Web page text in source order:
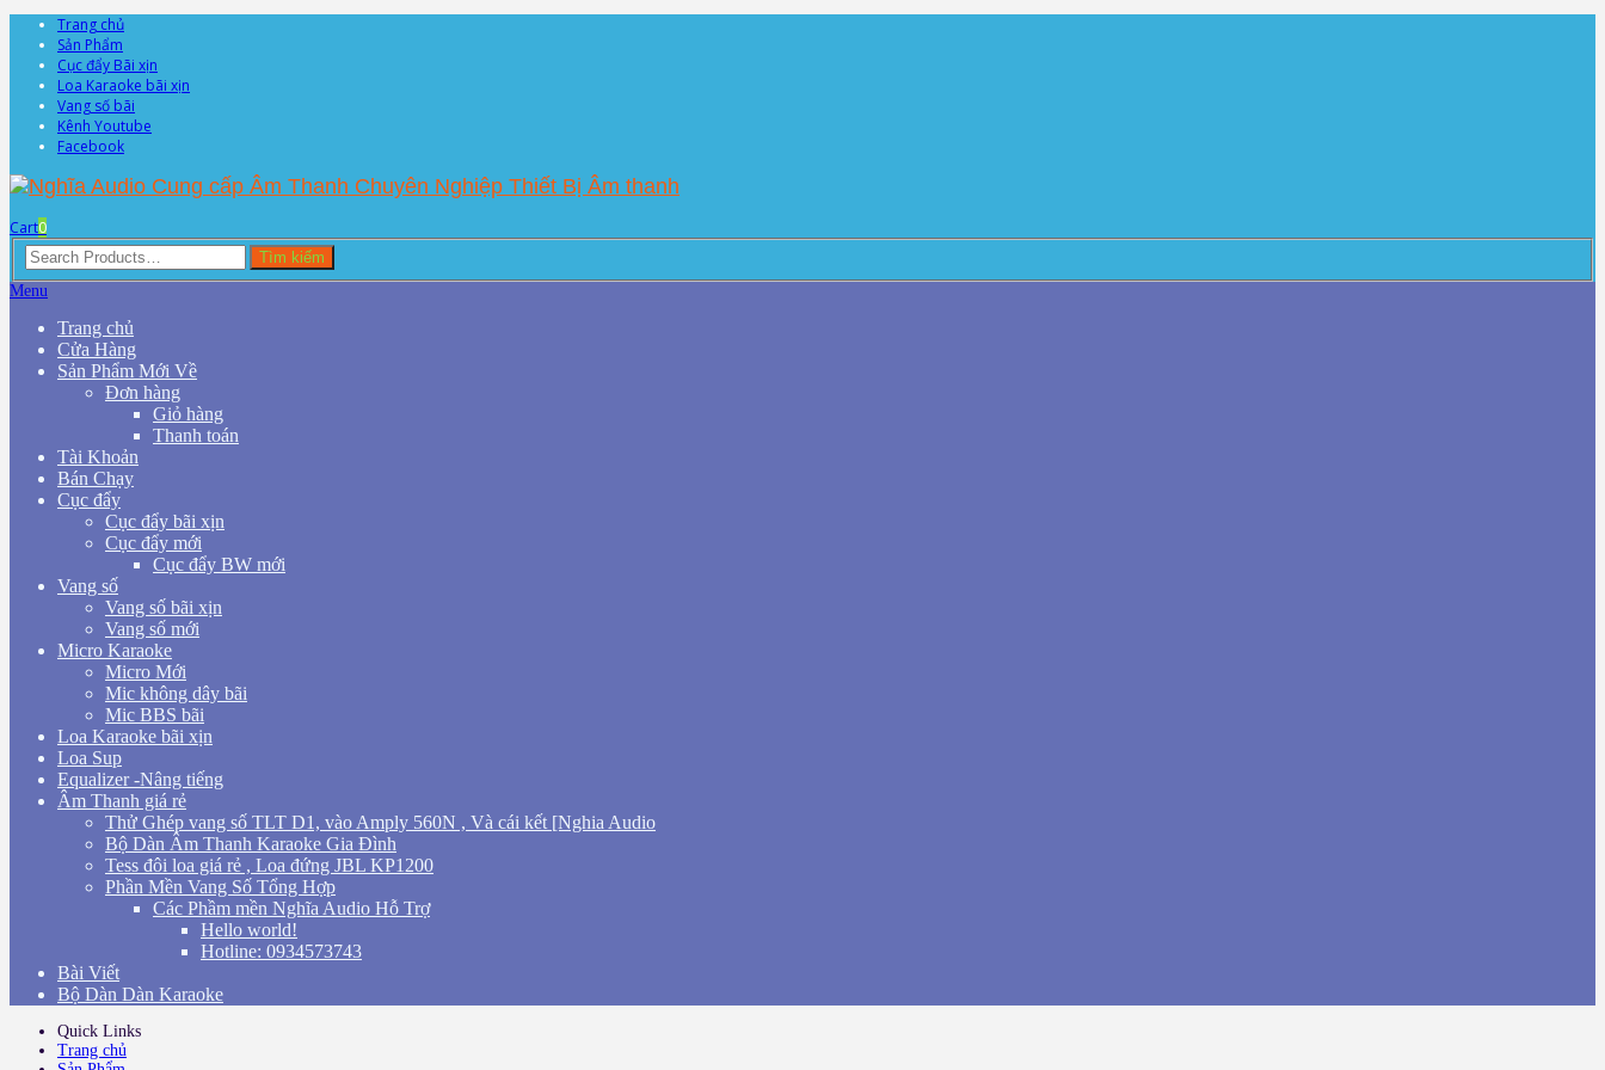
Trang chủ
Sản Phẩm
Cục đẩy Bãi xịn
Loa Karaoke bãi xịn
Vang số bãi
Kênh Youtube
Facebook
Cart0
Search
for:
Tìm kiếm
Menu
Trang chủ
Cửa Hàng
Sản Phẩm Mới Về
Đơn hàng
Giỏ hàng
Thanh toán
Tài Khoản
Bán Chạy
Cục đẩy
Cục đẩy bãi xịn
Cục đẩy mới
Cục đẩy BW mới
Vang số
Vang số bãi xịn
Vang số mới
Micro Karaoke
Micro Mới
Mic không dây bãi
Mic BBS bãi
Loa Karaoke bãi xịn
Loa Sup
Equalizer -Nâng tiếng
Âm Thanh giá rẻ
Thử Ghép vang số TLT D1, vào Amply 560N , Và cái kết [Nghia Audio
Bộ Dàn Âm Thanh Karaoke Gia Đình
Tess đôi loa giá rẻ , Loa đứng JBL KP1200
Phần Mền Vang Số Tổng Hợp
Các Phầm mền Nghĩa Audio Hỗ Trợ
Hello world!
Hotline: 0934573743
Bài Viết
Bộ Dàn Dàn Karaoke
Quick Links
Trang chủ